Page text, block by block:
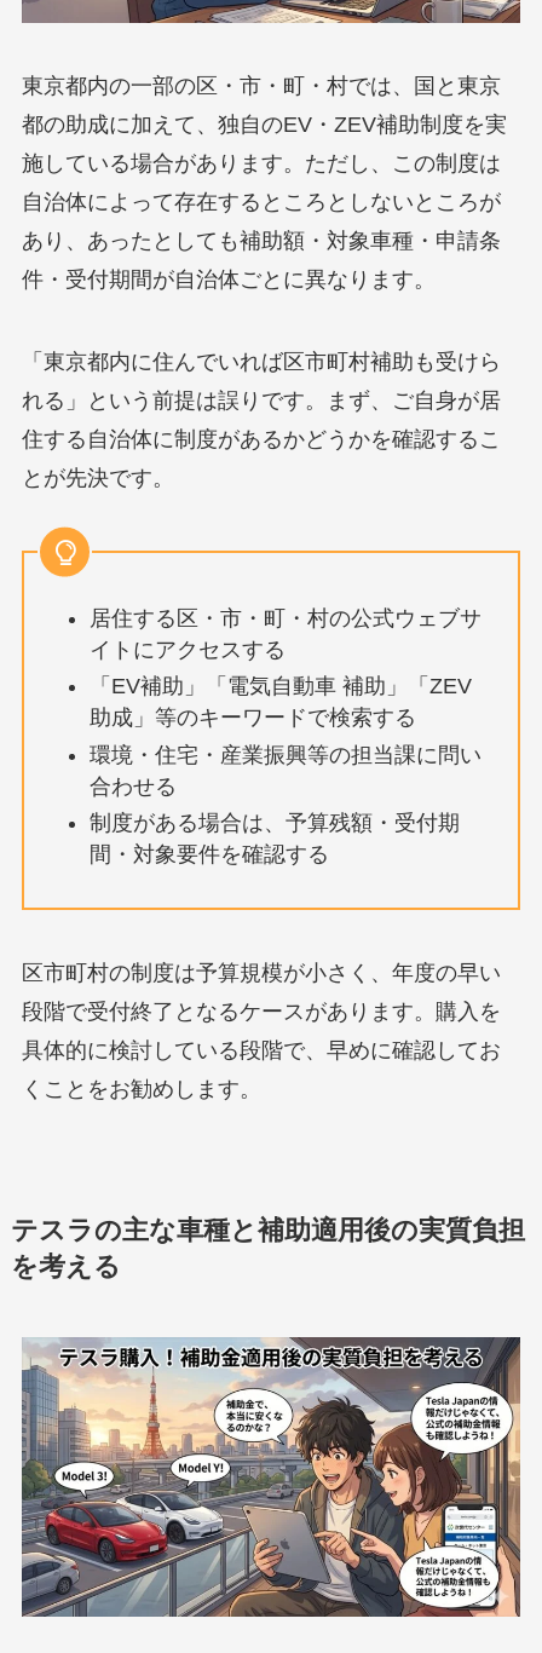
東京都内の一部の区・市・町・村では、国と東京
都の助成に加えて、独自のEV・ZEV補助制度を実
施している場合があります。ただし、この制度は
自治体によって存在するところとしないところが
あり、あったとしても補助額・対象車種・申請条
件・受付期間が自治体ごとに異なります。
「東京都内に住んでいれば区市町村補助も受けら
れる」という前提は誤りです。まず、ご自身が居
住する自治体に制度があるかどうかを確認するこ
とが先決です。
居住する区・市・町・村の公式ウェブサ
イトにアクセスする
「EV補助」「電気自動車 補助」「ZEV
助成」等のキーワードで検索する
環境・住宅・産業振興等の担当課に問い
合わせる
制度がある場合は、予算残額・受付期
間・対象要件を確認する
区市町村の制度は予算規模が小さく、年度の早い
段階で受付終了となるケースがあります。購入を
具体的に検討している段階で、早めに確認してお
くことをお勧めします。
テスラの主な車種と補助適用後の実質負担
を考える